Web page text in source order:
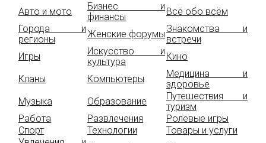
Авто и мото
Бизнес и
финансы
Всё обо всём
Города и
регионы
Женские форумы Знакомства и
встречи
Игры
Искусство и
культура
Кино
Кланы
Компьютеры
Медицина и
здоровье
Музыка
Образование
Путешествия и
туризм
Работа
Развлечения
Ролевые игры
Спорт
Технологии
Товары и услуги